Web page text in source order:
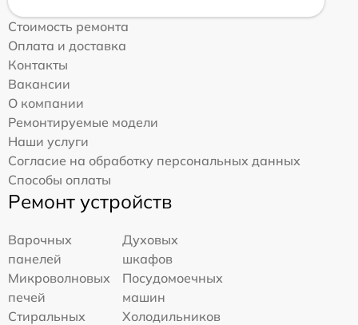
Стоимость ремонта
Оплата и доставка
Контакты
Вакансии
О компании
Ремонтируемые модели
Наши услуги
Согласие на обработку персональных данных
Способы оплаты
Ремонт устройств
Варочных
панелей
Духовых
шкафов
Микроволновых
печей
Посудомоечных
машин
Стиральных
Холодильников